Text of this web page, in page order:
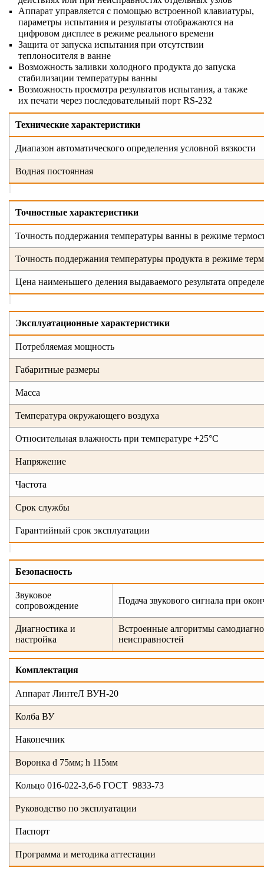
Аппарат управляется с помощью встроенной клавиатуры,
параметры испытания и результаты отображаются на
цифровом дисплее в режиме реального времени
Защита от запуска испытания при отсутствии
теплоносителя в ванне
Возможность заливки холодного продукта до запуска
стабилизации температуры ванны
Возможность просмотра результатов испытания, а также
их печати через последовательный порт RS-232
Технические характеристики
Диапазон автоматического определения условной вязкости
Водная постоянная
Точностные характеристики
Точность поддержания температуры ванны в режиме
Точность поддержания температуры продукта в режиме
Цена наименьшего деления выдаваемого результата
Эксплуатационные характеристики
Потребляемая мощность
Габаритные размеры
Масса
Температура окружающего воздуха
Относительная влажность при температуре +25°С
Напряжение
Частота
Срок службы
Гарантийный срок эксплуатации
Безопасность
Звуковое
сопровождение
Подача звукового сигнала при
Диагностика и
настройка
Встроенные алгоритмы
неисправностей
Комплектация
Аппарат ЛинтеЛ ВУН-20
Колба ВУ
Наконечник
Воронка d 75мм; h 115мм
Кольцо 016-022-3,6-6 ГОСТ 9833-73
Руководство по эксплуатации
Паспорт
Программа и методика аттестации